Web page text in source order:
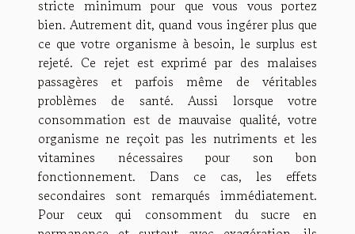
stricte minimum pour que vous vous portez
bien. Autrement dit, quand vous ingérer plus que
ce que votre organisme à besoin, le surplus est
rejeté. Ce rejet est exprimé par des malaises
passagères et parfois même de véritables
problèmes de santé. Aussi lorsque votre
consommation est de mauvaise qualité, votre
organisme ne reçoit pas les nutriments et les
vitamines nécessaires pour son bon
fonctionnement. Dans ce cas, les effets
secondaires sont remarqués immédiatement.
Pour ceux qui consomment du sucre en